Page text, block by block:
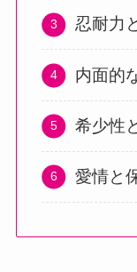
忍耐力
内面的
希少性
愛情と